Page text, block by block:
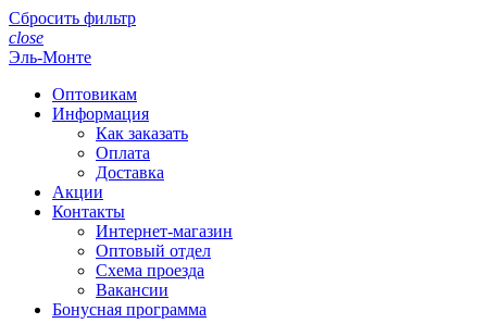
Сбросить фильтр
close
Эль-Монте
Оптовикам
Информация
Как заказать
Оплата
Доставка
Акции
Контакты
Интернет-магазин
Оптовый отдел
Схема проезда
Вакансии
Бонусная программа